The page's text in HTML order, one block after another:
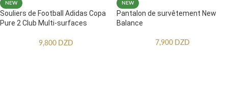
NEW
Souliers de Football Adidas Copa
Pure 2 Club Multi-surfaces
9,800 DZD
NEW
Pantalon de survêtement New
Balance
7,900 DZD